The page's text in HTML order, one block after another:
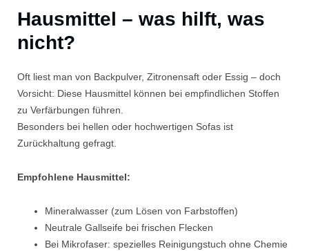
Hausmittel – was hilft, was
nicht?
Oft liest man von Backpulver, Zitronensaft oder Essig – doch
Vorsicht: Diese Hausmittel können bei empfindlichen Stoffen
zu Verfärbungen führen.
Besonders bei hellen oder hochwertigen Sofas ist
Zurückhaltung gefragt.
Empfohlene Hausmittel:
Mineralwasser (zum Lösen von Farbstoffen)
Neutrale Gallseife bei frischen Flecken
Bei Mikrofaser: spezielles Reinigungstuch ohne Chemie